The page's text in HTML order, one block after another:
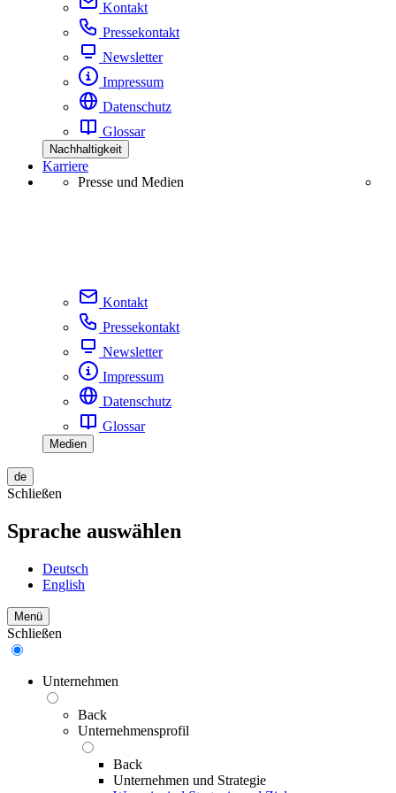
Kontakt
Pressekontakt
Newsletter
Impressum
Datenschutz
Glossar
Nachhaltigkeit
Karriere
Presse und Medien
Kontakt
Pressekontakt
Newsletter
Impressum
Datenschutz
Glossar
Medien
de
Schließen
Sprache auswählen
Deutsch
English
Menü
Schließen
Unternehmen
Back
Unternehmensprofil
Back
Unternehmen und Strategie